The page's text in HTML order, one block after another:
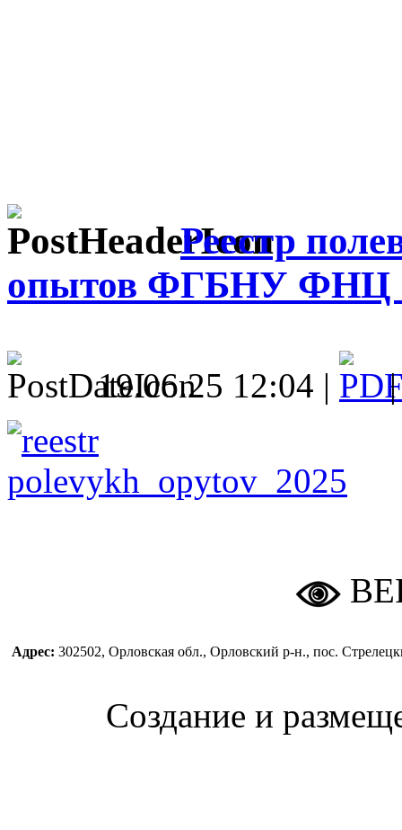
Реестр
опытов ФГБНУ ФНЦ
19.06.25 12:04 |
Адрес: 302502, Орловская обл., Орловский р-н., пос.
Создание и